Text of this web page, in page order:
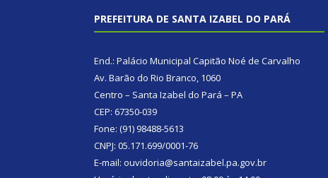
PREFEITURA DE SANTA IZABEL DO PARÁ
End.: Palácio Municipal Capitão Noé de Carvalho
Av. Barão do Rio Branco, 1060
Centro – Santa Izabel do Pará – PA
CEP: 67350-039
Fone: (91) 98488-5613
CNPJ: 05.171.699/0001-76
E-mail: ouvidoria@santaizabel.pa.gov.br